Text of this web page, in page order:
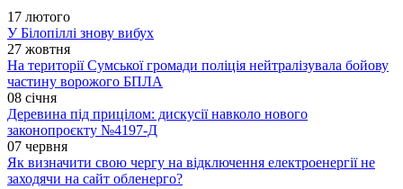
17 лютого
У Білопіллі знову вибух
27 жовтня
На території Сумської громади поліція нейтралізувала бойову
частину ворожого БПЛА
08 січня
Деревина під прицілом: дискусії навколо нового
законопроєкту №4197-Д
07 червня
Як визначити свою чергу на відключення електроенергії не
заходячи на сайт обленерго?